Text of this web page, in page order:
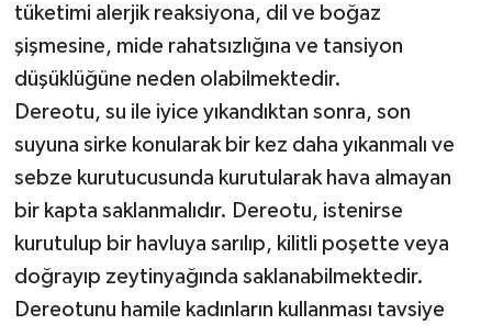
tüketimi alerjik reaksiyona, dil ve boğaz
şişmesine, mide rahatsızlığına ve tansiyon
düşüklüğüne neden olabilmektedir.
Dereotu, su ile iyice yıkandıktan sonra, son
suyuna sirke konularak bir kez daha yıkanmalı ve
sebze kurutucusunda kurutularak hava almayan
bir kapta saklanmalıdır. Dereotu, istenirse
kurutulup bir havluya sarılıp, kilitli poşette veya
doğrayıp zeytinyağında saklanabilmektedir.
Dereotunu hamile kadınların kullanması tavsiye